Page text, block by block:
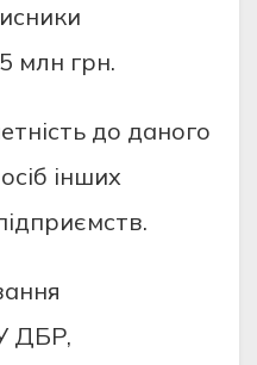
млн гpн.
дo дaнoгo
iншиx
ДБP,